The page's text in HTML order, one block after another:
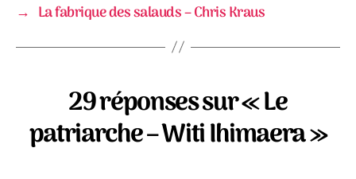
→ La fabrique des salauds – Chris Kraus
29 réponses sur « Le
patriarche – Witi Ihimaera »